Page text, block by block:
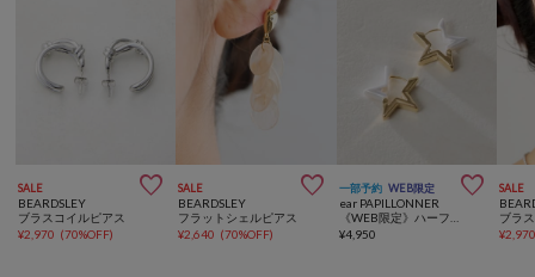
SALE 
BEARDSLEY
ブラスコイルピアス
¥2,970 (70%OFF)
SALE 
BEARDSLEY
フラットシェルピアス
¥2,640 (70%OFF)
一部予約 WEB限定 
ear PAPILLONNER
¥4,950
SALE
ブラ
¥